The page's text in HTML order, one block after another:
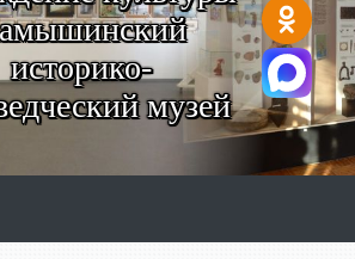
историко-
музей